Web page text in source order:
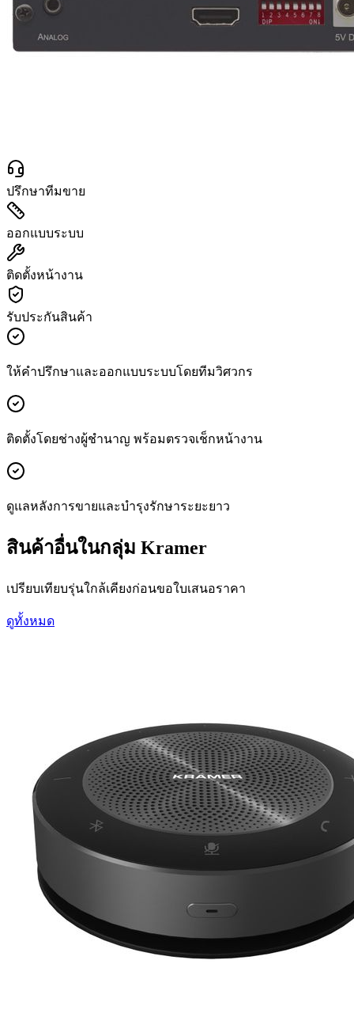
ปรึกษาทีมขาย
ออกแบบระบบ
ติดตั้งหน้างาน
รับประกันสินค้า
ให้คำปรึกษาและออกแบบระบบโดยทีมวิศวกร
ติดตั้งโดยช่างผู้ชำนาญ พร้อมตรวจเช็กหน้างาน
ดูแลหลังการขายและบำรุงรักษาระยะยาว
สินค้าอื่นในกลุ่ม Kramer
เปรียบเทียบรุ่นใกล้เคียงก่อนขอใบเสนอราคา
ดูทั้งหมด